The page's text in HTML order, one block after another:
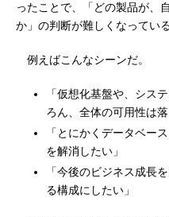
ったことで、「どの製品が、
か」の判断が難しくなっている
例えばこんなシーンだ。
「仮想化基盤や、シス
ろん、全体の可用性は
「とにかくデータベー
を解消したい」
「今後のビジネス成長
る構成にしたい」